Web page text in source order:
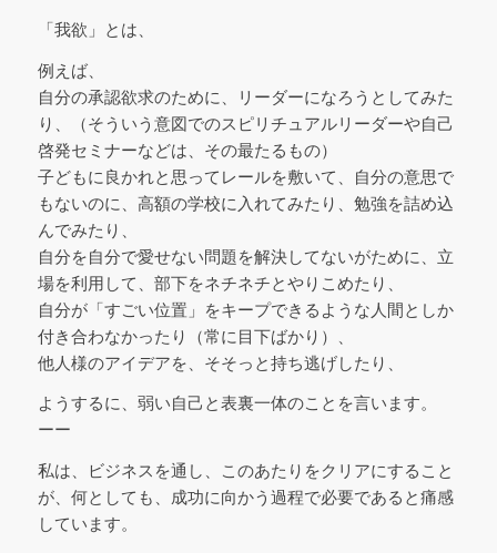
「我欲」とは、
例えば、
自分の承認欲求のために、リーダーになろうとしてみた
り、（そういう意図でのスピリチュアルリーダーや自己
啓発セミナーなどは、その最たるもの）
子どもに良かれと思ってレールを敷いて、自分の意思で
もないのに、高額の学校に入れてみたり、勉強を詰め込
んでみたり、
自分を自分で愛せない問題を解決してないがために、立
場を利用して、部下をネチネチとやりこめたり、
自分が「すごい位置」をキープできるような人間としか
付き合わなかったり（常に目下ばかり）、
他人様のアイデアを、そそっと持ち逃げしたり、
ようするに、弱い自己と表裏一体のことを言います。
ーー
私は、ビジネスを通し、このあたりをクリアにすること
が、何としても、成功に向かう過程で必要であると痛感
しています。